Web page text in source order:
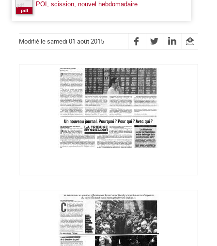
POI, scission, nouvel hebdomadaire
Modifié le samedi 01 août 2015